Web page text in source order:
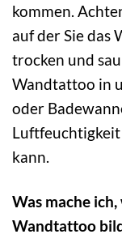
kommen.
auf der Sie das
trocken und
Wandtattoo in
oder
kann.
Was mache
Wandtattoo